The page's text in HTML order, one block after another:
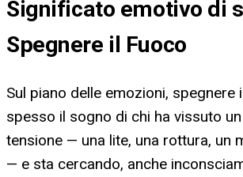
Significato emotivo di
Spegnere il Fuoco
Sul piano delle emozioni, spegnere
spesso il sogno di chi ha vissuto
tensione — una lite, una rottura, un
— e sta cercando, anche